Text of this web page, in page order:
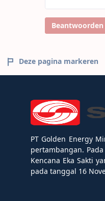
Beantwoorden
Deze pagina markeren
PT Golden Energy
pertambangan.
Kencana Eka Sakti
pada tanggal 16